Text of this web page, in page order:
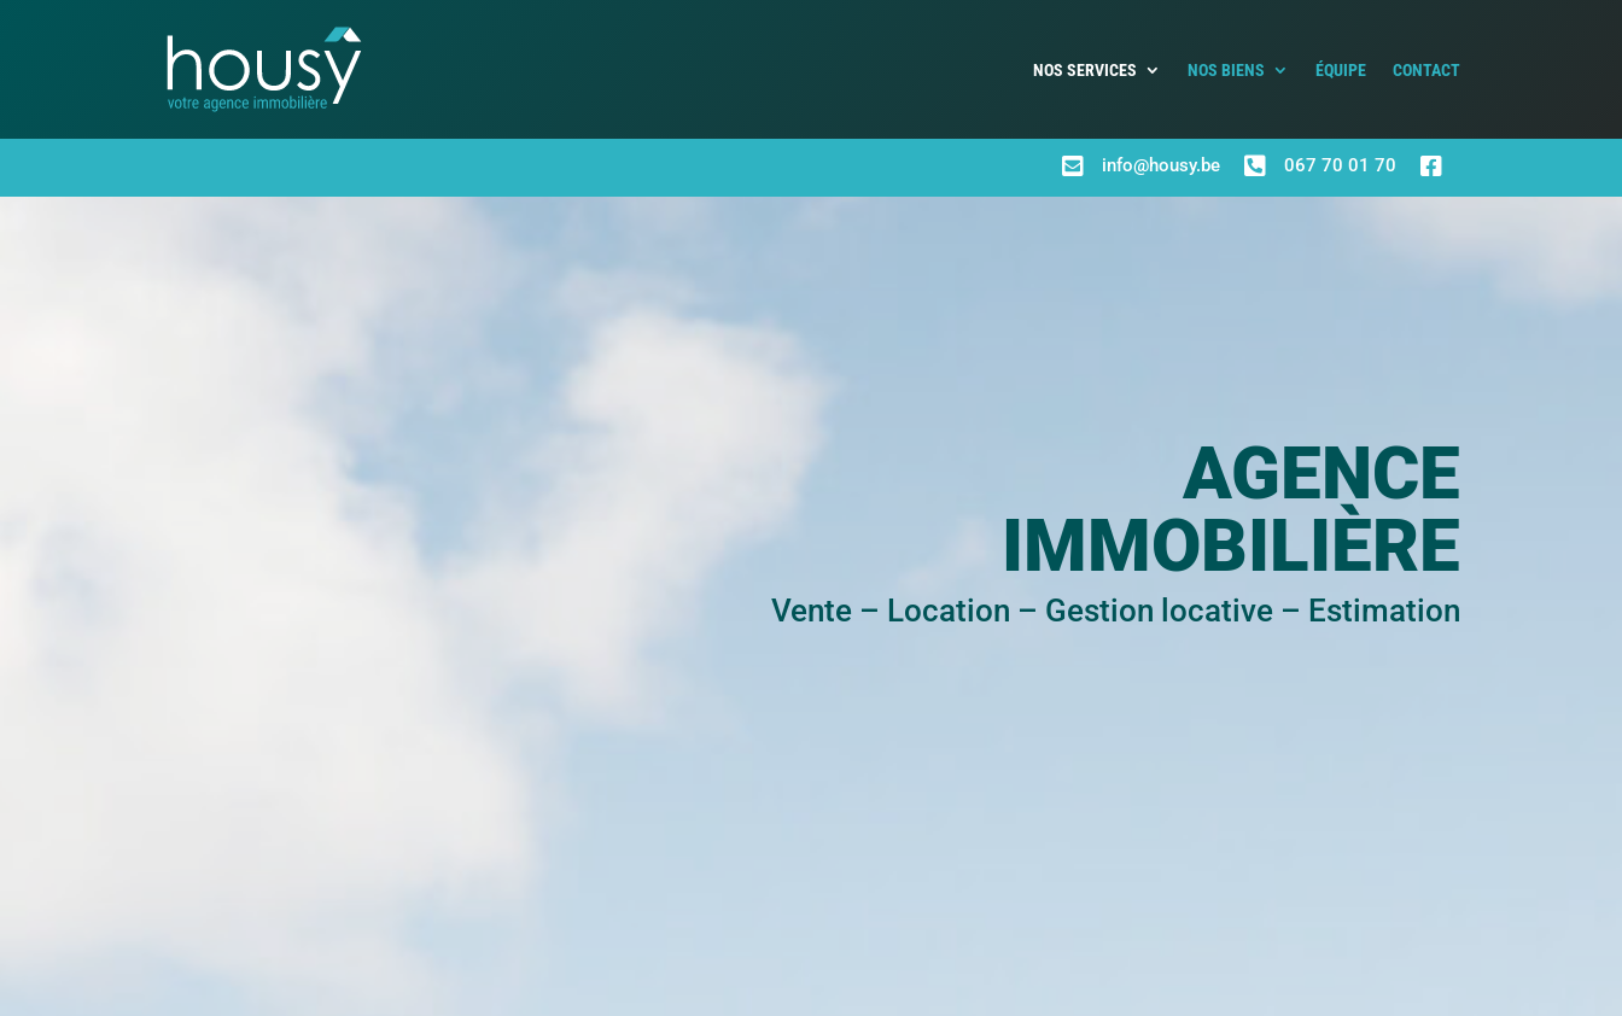
NOS SERVICES NOS BIENS ÉQUIPE CONTACT
 info@housy.be  067 70 01 70 
AGENCE
IMMOBILIÈRE
Vente– Location – Gestion locative– Estimation